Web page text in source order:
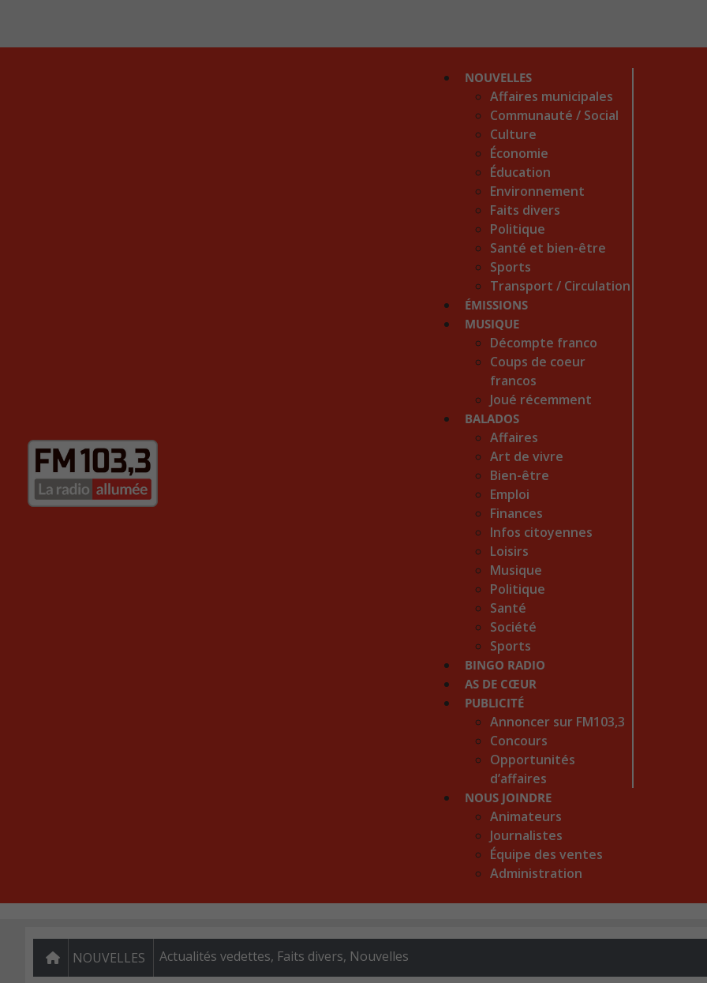
NOUVELLES
Affaires municipales
Communauté / Social
Culture
Économie
Éducation
Environnement
Faits divers
Politique
Santé et bien-être
Sports
Transport / Circulation
ÉMISSIONS
MUSIQUE
Décompte franco
Coups de coeur
francos
Joué récemment
BALADOS
Affaires
Art de vivre
Bien-être
Emploi
Finances
Infos citoyennes
Loisirs
Musique
Politique
Santé
Société
Sports
BINGO RADIO
AS DE CŒUR
PUBLICITÉ
Annoncer sur FM103,3
Concours
Opportunités
d’affaires
NOUS JOINDRE
Animateurs
Journalistes
Équipe des ventes
Administration
NOUVELLES Actualités vedettes, Faits divers, Nouvelles